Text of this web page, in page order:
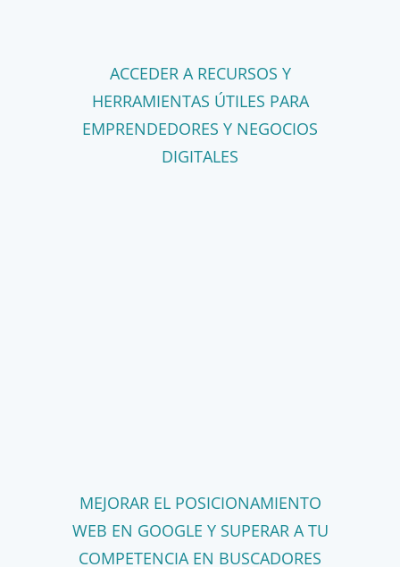
ACCEDER A RECURSOS Y
HERRAMIENTAS ÚTILES PARA
EMPRENDEDORES Y NEGOCIOS
DIGITALES
MEJORAR EL POSICIONAMIENTO
WEB EN GOOGLE Y SUPERAR A TU
COMPETENCIA EN BUSCADORES